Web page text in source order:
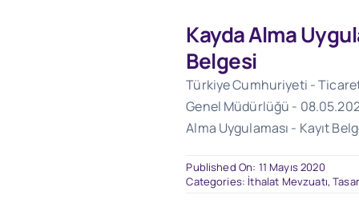
Kayda Alma
Belgesi
Türkiye Cumhuriyeti -
Genel Müdürlüğü -
Alma Uygulaması - Kayıt
Published On: 11 Mayıs 2020
Categories: İthalat Mevzuatı,